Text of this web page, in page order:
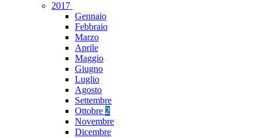
2017
Gennaio
Febbraio
Marzo
Aprile
Maggio
Giugno
Luglio
Agosto
Settembre
Ottobre 2
Novembre
Dicembre